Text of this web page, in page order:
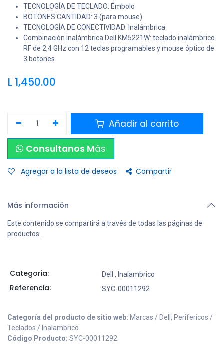
TECNOLOGÍA DE TECLADO: Émbolo
BOTONES CANTIDAD: 3 (para mouse)
TECNOLOGÍA DE CONECTIVIDAD: Inalámbrica
Combinación inalámbrica Dell KM5221W: teclado inalámbrico
RF de 2,4 GHz con 12 teclas programables y mouse óptico de
3 botones
L 1,450.00
Añadir al carrito
Consultanos Más
Agregar a la lista de deseos Compartir
Más información
Este contenido se compartirá a través de todas las páginas de
productos.
Categoria: Dell , Inalambrico
Referencia: SYC-00011292
Categoría del producto de sitio web: Marcas / Dell, Perifericos /
Teclados / Inalambrico
Código Producto: SYC-00011292